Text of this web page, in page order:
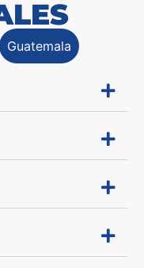
Guatemala